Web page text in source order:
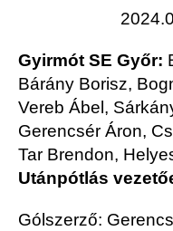
Gyirmót SE Győr:
Bárány Borisz,
Vereb Ábel,
Gerencsér Áron,
Tar Brendon,
Utánpótlás
Gólszerző: